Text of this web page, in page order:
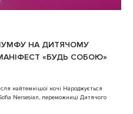
НА ДИТЯЧОМУ
«БУДЬ СОБОЮ»
найтемнішої ночі Народжується
Nersesian, переможниці Дитячого